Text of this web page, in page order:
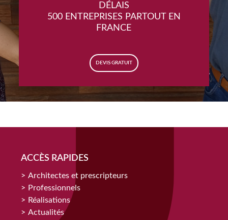
DÉLAIS
500 ENTREPRISES PARTOUT EN
FRANCE
DEVIS GRATUIT
ACCÈS RAPIDES
Architectes et prescripteurs
Professionnels
Réalisations
Actualités